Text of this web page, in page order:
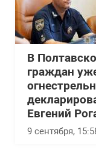
В
граждан
Евгений
9 сентября,